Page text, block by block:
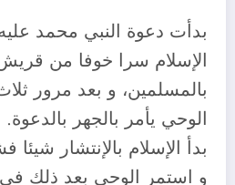
بدأت دعوة النبي محمد
الإسلام سرا خوفا من
بالمسلمين، و بعد مرور
الوحي يأمر بالجهر بالدعوة.
بدأ الإسلام بالإنتشار شيئا
و استمر الوحي بعد ذلك في